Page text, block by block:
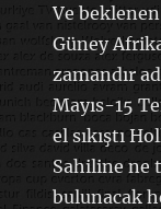
Ve
Güney
zamandır
Mayıs-15
el sıkıştı
Sahiline ne
bulunacak